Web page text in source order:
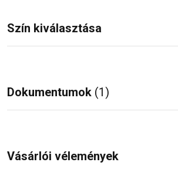
Szín kiválasztása
Dokumentumok (1)
Vásárlói vélemények